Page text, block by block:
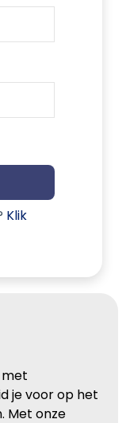
Klik
je voor op het
Met onze